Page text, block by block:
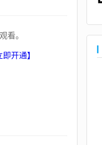
看。
即开通】